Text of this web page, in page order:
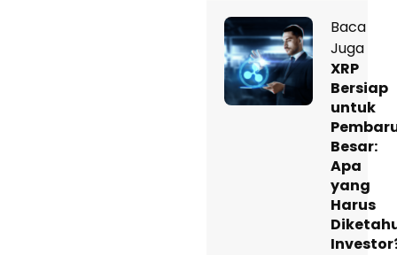
Baca
Juga
XRP
Bersiap
untuk
Besar:
Apa
yang
Harus